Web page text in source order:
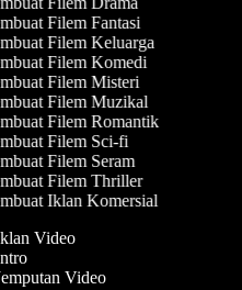
Filem Fantasi
Filem Keluarga
Filem Komedi
Filem Misteri
Filem Muzikal
Filem Romantik
Filem Sci-fi
Filem Seram
Filem Thriller
Iklan Komersial
Video
Video